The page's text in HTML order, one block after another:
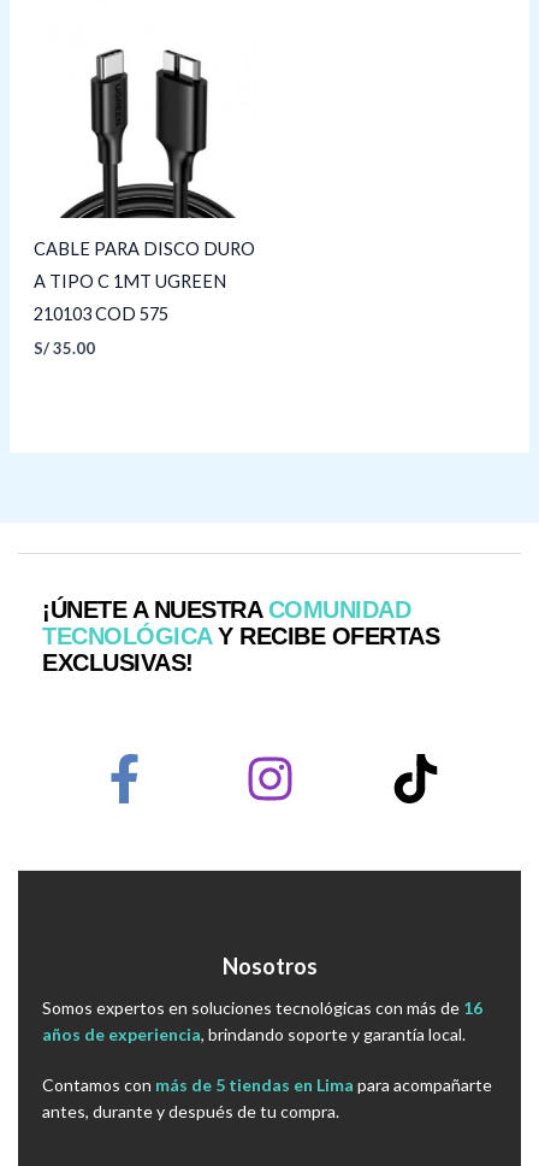
CABLE PARA DISCO DURO
A TIPO C 1MT UGREEN
210103 COD 575
S/35.00
¡ÚNETE A NUESTRACOMUNIDAD
TECNOLÓGICAY RECIBE OFERTAS
EXCLUSIVAS!
Nosotros
Somos expertos en soluciones tecnológicas con más de 16
años de experiencia, brindando soporte y garantía local.
Contamos con más de 5 tiendas en Lima para acompañarte
antes, durante y después de tu compra.